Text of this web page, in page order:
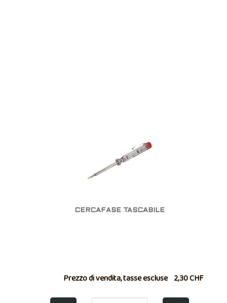
CERCAFASE TASCABILE
Prezzo di vendita, tasse escluse 2,30 CHF